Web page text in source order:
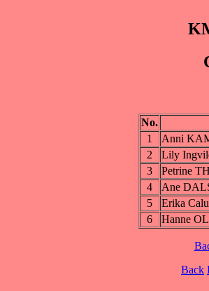
No.
1
Anni
2
Lily
3
Petrine
4
Ane
5
Erika
6
Hanne
Back